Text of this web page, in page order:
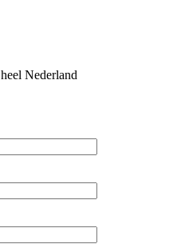
Nederland